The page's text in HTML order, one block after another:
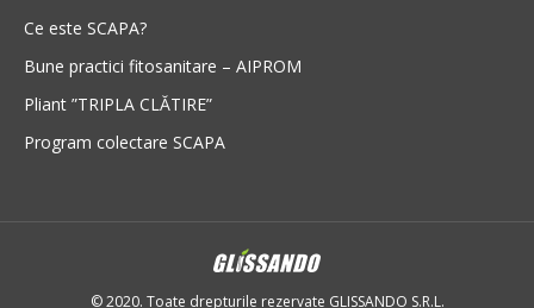
Ce este SCAPA?
Bune practici fitosanitare – AIPROM
Pliant ”TRIPLA CLĂTIRE”
Program colectare SCAPA
© 2020. Toate drepturile rezervate GLISSANDO S.R.L.